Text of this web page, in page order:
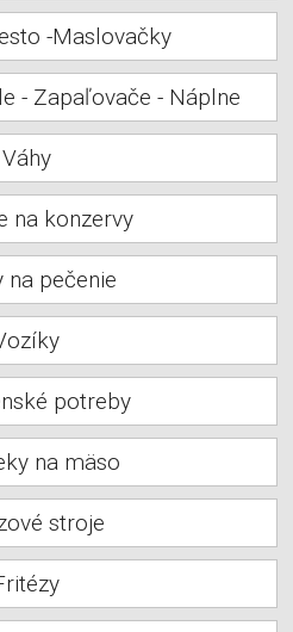
-Maslovačky
- Zapaľovače - Náplne
Váhy
na konzervy
na pečenie
potreby
na mäso
stroje